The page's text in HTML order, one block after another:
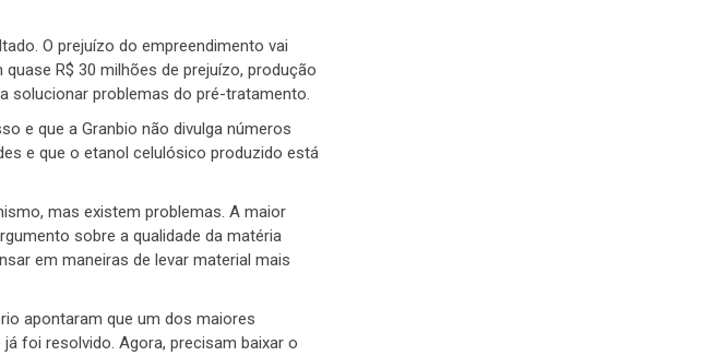
O prejuízo do empreendimento vai
R$ 30 milhões de prejuízo, produção
solucionar problemas do pré-tratamento.
e que a Granbio não divulga números
e que o etanol celulósico produzido está
mas existem problemas. A maior
sobre a qualidade da matéria
em maneiras de levar material mais
apontaram que um dos maiores
foi resolvido. Agora, precisam baixar o